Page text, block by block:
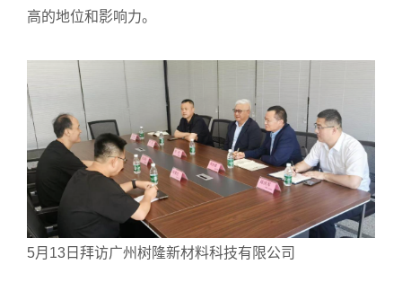
高的地位和影响力。
5月13日拜访广州树隆新材料科技有限公司